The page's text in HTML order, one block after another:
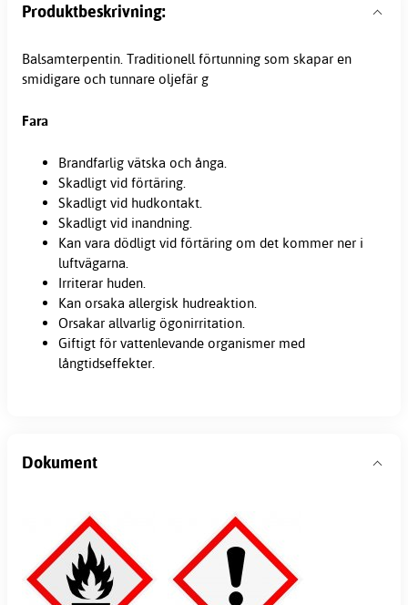
Produktbeskrivning:
Balsamterpentin. Traditionell förtunning som skapar en
smidigare och tunnare oljefär g
Fara
Brandfarlig vätska och ånga.
Skadligt vid förtäring.
Skadligt vid hudkontakt.
Skadligt vid inandning.
Kan vara dödligt vid förtäring om det kommer ner i
luftvägarna.
Irriterar huden.
Kan orsaka allergisk hudreaktion.
Orsakar allvarlig ögonirritation.
Giftigt för vattenlevande organismer med
långtidseffekter.
Dokument